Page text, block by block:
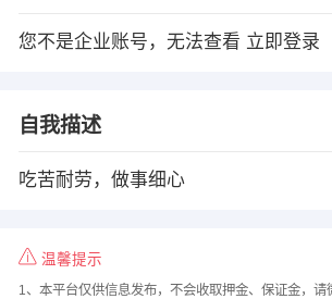
您不是企业账号，无法查看 立即登录
自我描述
吃苦耐劳，做事细心
温馨提示
1、本平台仅供信息发布，不会收取押金、保证金，请